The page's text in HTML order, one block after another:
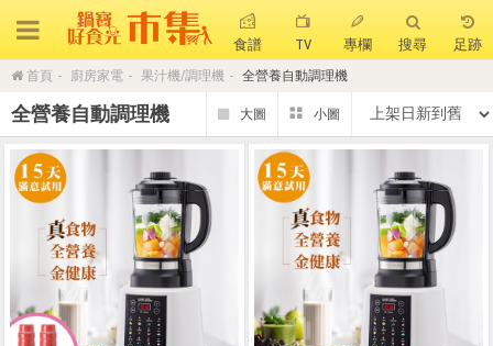
食譜 TV 專欄 搜尋 足跡
首頁 廚房家電 果汁機/調理機 全營養自動調理機
全營養自動調理機
熱門搜尋
聚油不沾鍋 全球通吹風機 陶瓷不沾電鍋
珍珠粗吸管杯 可微波保鮮盒 大理石不沾鍋
分隔便當盒 氣炸烤箱